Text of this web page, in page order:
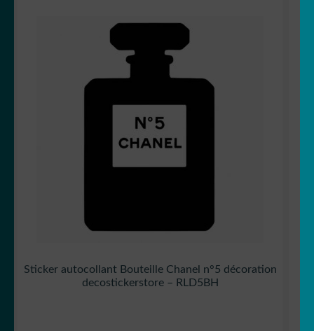
Sticker autocollant Bouteille Chanel n°5 décoration
decostickerstore – RLD5BH